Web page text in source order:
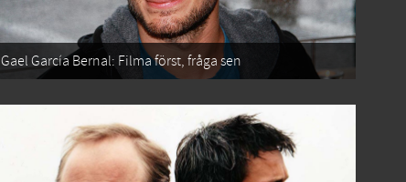
Gael García Bernal: Filma först, fråga sen